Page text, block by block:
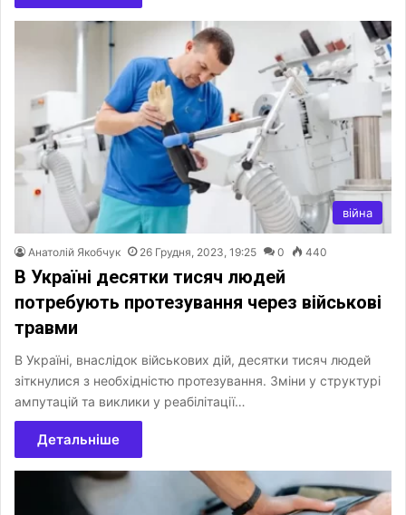
війна
Анатолій Якобчук 26 Грудня, 2023, 19:25 0 440
В Україні десятки тисяч людей
потребують протезування через військові
травми
В Україні, внаслідок військових дій, десятки тисяч людей
зіткнулися з необхідністю протезування. Зміни у структурі
ампутацій та виклики у реабілітації…
Детальніше